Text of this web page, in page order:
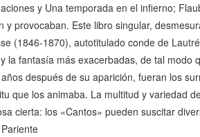
y Una temporada en el infierno;
y provocaban. Este libro singular,
(1846-1870), autotitulado conde de
la fantasía más exacerbadas, de tal modo
después de su aparición, fueran los
que los animaba. La multitud y variedad
cierta: los «Cantos» pueden suscitar